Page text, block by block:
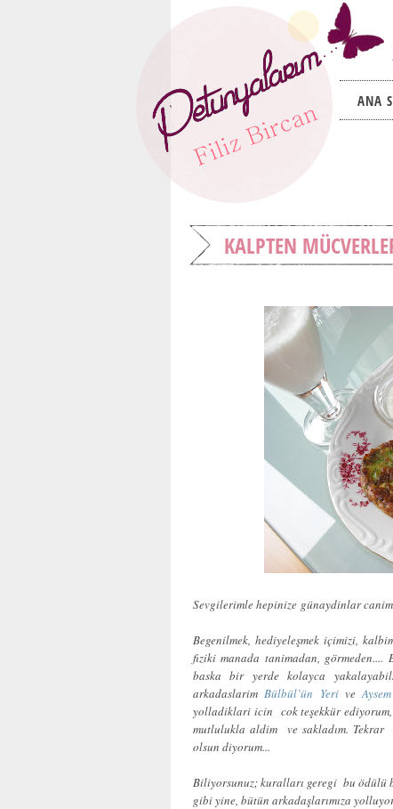
ANA
KALPTEN
Sevgilerimle hepinize günaydinlar
Begenilmek, hediyeleşmek içimizi,
fiziki manada tanimadan, görmeden....
baska bir yerde kolayca
arkadaslarimBülbül`ün Yerive
yolladiklari icin cok teşekkür
mutlulukla aldim ve sakladım. Tekrar
olsun diyorum...
Biliyorsunuz; kuralları geregi bu ödülü
gibi yine, bütün arkadaşlarımıza